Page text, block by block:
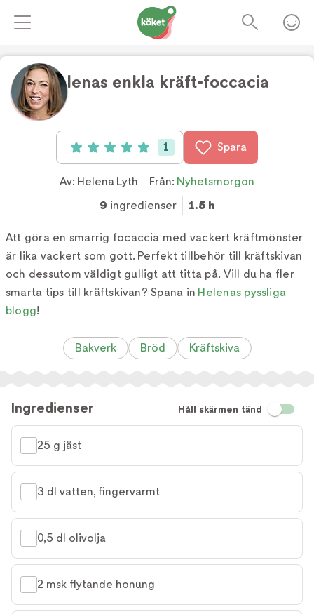
Helenas enkla kräft-foccacia
Betyg: 5 av 5 (1 röster)
1 Spara
Av: Helena Lyth Från: Nyhetsmorgon
9 ingredienser 1.5 h
Att göra en smarrig focaccia med vackert kräftmönster
är lika vackert som gott. Perfekt tillbehör till kräftskivan
och dessutom väldigt gulligt att titta på. Vill du ha fler
smarta tips till kräftskivan? Spana in Helenas pyssliga
blogg!
Bakverk Bröd Kräftskiva
Ingredienser Håll skärmen tänd
25 g jäst
3 dl vatten, fingervarmt
0,5 dl olivolja
2 msk flytande honung